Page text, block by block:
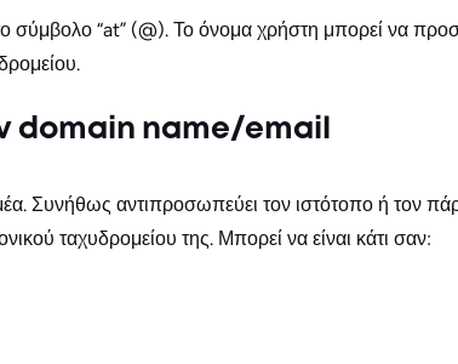
σύμβολο “at” (@). Το όνομα χρήστη μπορεί να
domain name/email
Συνήθως αντιπροσωπεύει τον ιστότοπο ή τον
ταχυδρομείου της. Μπορεί να είναι κάτι σαν: